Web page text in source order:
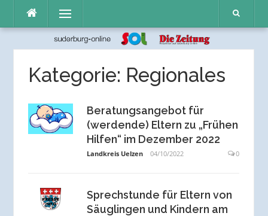
Inhalt
Menü
Kategorie: Regionales
Beratungsangebot für
(werdende) Eltern zu „Frühen
Hilfen“ im Dezember 2022
Landkreis Uelzen 04/10/2022 0
Sprechstunde für Eltern von
Säuglingen und Kindern am